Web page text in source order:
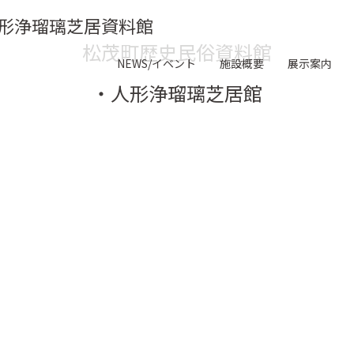
浄瑠璃芝居資料館
NEWS/イベント 施設概要 展示案内
松茂町歴史民俗資料館
・人形浄瑠璃芝居館